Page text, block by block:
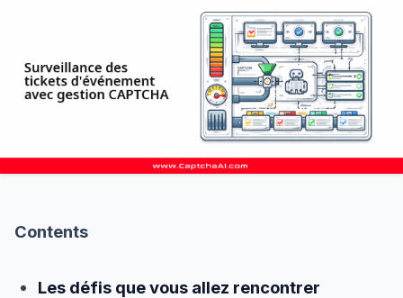
Contents
Les défis que vous allez rencontrer